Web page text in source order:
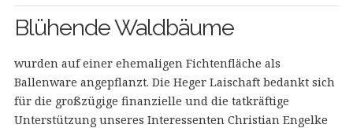
Blühende Waldbäume
wurden auf einer ehemaligen Fichtenfläche als
Ballenware angepflanzt. Die Heger Laischaft bedankt sich
für die großzügige finanzielle und die tatkräftige
Unterstützung unseres Interessenten Christian Engelke